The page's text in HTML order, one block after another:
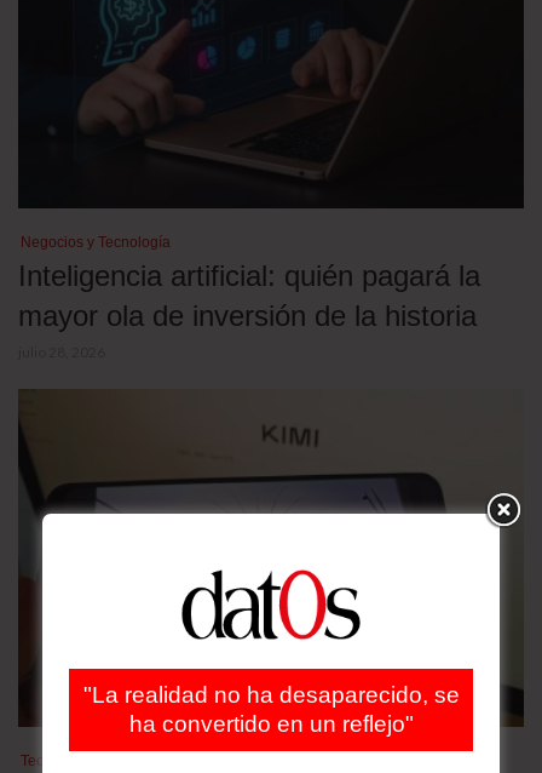
Negocios y Tecnología
Inteligencia artificial: quién pagará la
mayor ola de inversión de la historia
Tecnología
"La realidad no ha desaparecido, se
ha convertido en un reflejo"